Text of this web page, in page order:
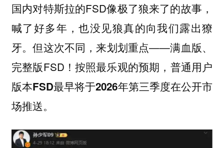
国内对特斯拉的FSD像极了狼来了的故事，
喊了好多年，也没见狼真的向我们露出獠
牙。但这次不同，来划划重点——满血版、
完整版FSD！按照最乐观的预期， 普通用户
版本FSD最早将于2026年第三季度在公开市
场推送。